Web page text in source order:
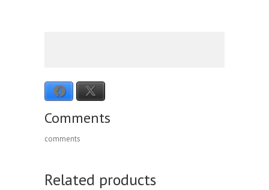
Facebook
Comments
comments
Related products